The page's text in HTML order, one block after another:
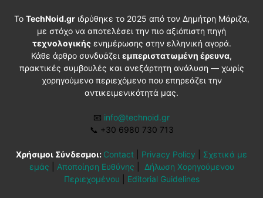
Το TechNoid.grιδρύθηκε το 2025 από τον Δημήτρη Μάριζα,
με στόχο να αποτελέσει την πιο αξιόπιστη πηγή
τεχνολογικήςενημέρωσης στην ελληνική αγορά.
Κάθε άρθρο συνδυάζει εμπεριστατωμένη έρευνα,
πρακτικές συμβουλές και ανεξάρτητη ανάλυση — χωρίς
χορηγούμενο περιεχόμενο που επηρεάζει την
αντικειμενικότητά μας.
📧 info@technoid.gr
📞 +30 6980 730 713
Χρήσιμοι Σύνδεσμοι: Contact Privacy Policy
Σχετικά με
εμάς
Αποποίηση Ευθύνης
Δήλωση Χορηγούμενου
Περιεχομένου
Editorial Guidelines